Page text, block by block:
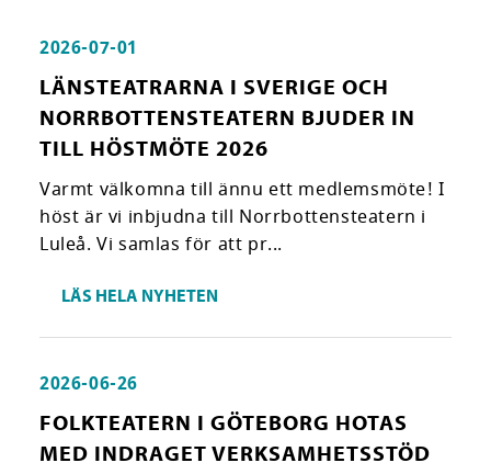
2026-07-01
LÄNSTEATRARNA I SVERIGE OCH
NORRBOTTENSTEATERN BJUDER IN
TILL HÖSTMÖTE 2026
Varmt välkomna till ännu ett medlemsmöte! I
höst är vi inbjudna till Norrbottensteatern i
Luleå. Vi samlas för att pr...
LÄS HELA NYHETEN
2026-06-26
FOLKTEATERN I GÖTEBORG HOTAS
MED INDRAGET VERKSAMHETSSTÖD